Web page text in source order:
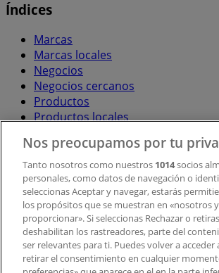
Índices
Marcas
Marcas locales
Negocios
Negocios cercanos
Productos
Productos locales
Descargar la APP Tiendeo
Copyright © Tiendeo ® 2026 · Shopfully
Nos preocupamos por tu
Tanto nosotros como nuestros 1014socios
personales, como datos de navegación o
seleccionas Aceptar y navegar, estarás
los propósitos que se muestran en «nosotros
proporcionar». Si seleccionas Rechazar o
deshabilitan los rastreadores, parte del
ser relevantes para ti. Puedes volver a
retirar el consentimiento en cualquier